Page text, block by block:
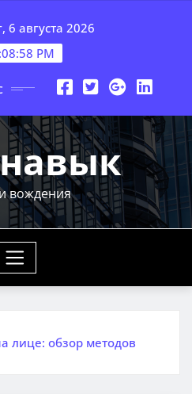
6 августа 2026
PM
вождения
лице: обзор методов